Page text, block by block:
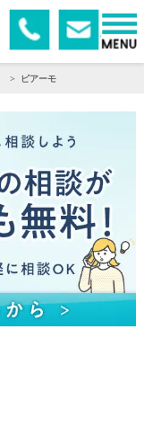
> ピアーモ